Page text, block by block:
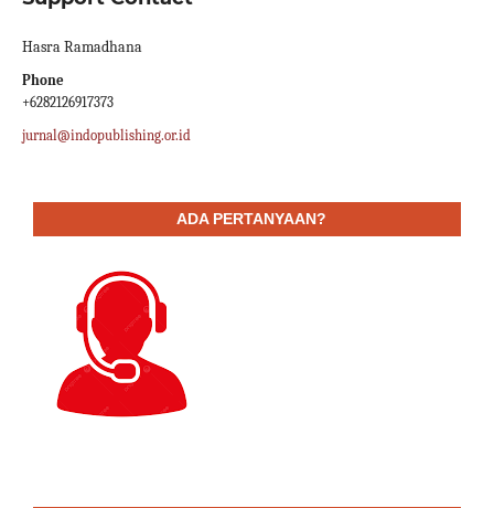
Hasra Ramadhana
Phone
+6282126917373
jurnal@indopublishing.or.id
ADA PERTANYAAN?